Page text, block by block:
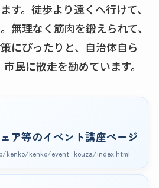
す。徒歩より遠くへ行けて、
無理なく筋肉を鍛えられて、
にぴったりと、自治体自ら
民に散走を勧めています。
ア等のイベント講座ページ
kenko/kenko/event_kouza/index.html